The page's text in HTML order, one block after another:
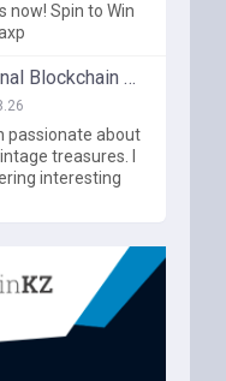
now! Spin to Win
Togliatti International Blockchain Forum
passionate about
treasures. I
interesting